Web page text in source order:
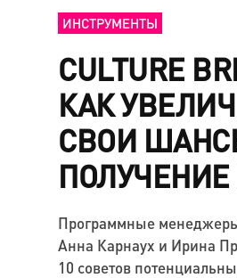
ИНСТРУМЕНТЫ
CULTURE
КАК
СВОИ
ПОЛУЧЕНИЕ
Программные
Анна Карнаух и Ирина
10 советов